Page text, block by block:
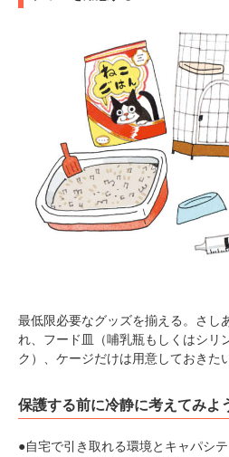
最低限必要なグッズを揃える。さし
れ、フード皿（哺乳瓶もしくはシリ
ク）、ケージだけは用意しておきた
保護する前に冷静に考えてみよ
●自宅で引き取れる環境とキャパシ